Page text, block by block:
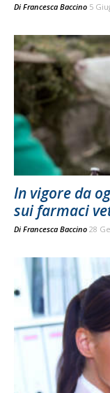
Di Francesca Baccino 5
In vigore da
sui farmaci
Di Francesca Baccino 28